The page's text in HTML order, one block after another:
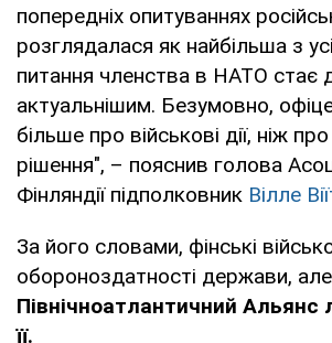
попередніх опитуваннях
розглядалася як найбільша з
питання членства в НАТО стає
актуальнішим. Безумовно,
більше про військові дії, ніж
рішення", – пояснив голова
Фінляндії підполковник Вілле
За його словами, фінські
обороноздатності держави,
Північноатлантичний Альянс
її.